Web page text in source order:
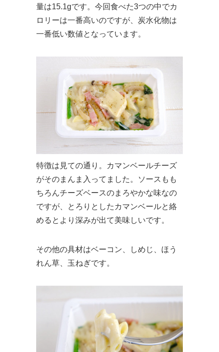
量は15.1gです。今回食べた3つの中でカ
ロリーは一番高いのですが、炭水化物は
一番低い数値となっています。
特徴は見ての通り。カマンベールチーズ
がそのまんま入ってました。ソースもも
ちろんチーズベースのまろやかな味なの
ですが、とろりとしたカマンベールと絡
めるとより深みが出て美味しいです。
その他の具材はベーコン、しめじ、ほう
れん草、玉ねぎです。